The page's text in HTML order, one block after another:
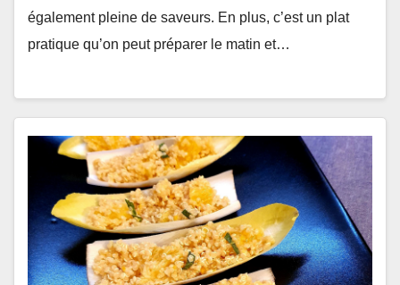
également pleine de saveurs. En plus, c’est un plat
pratique qu’on peut préparer le matin et…